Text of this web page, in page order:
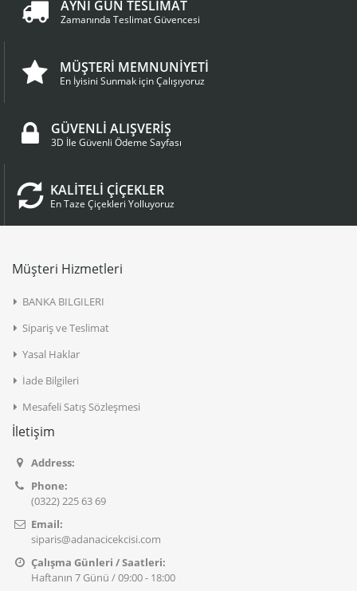
AYNI GÜN TESLİMAT
Zamanında Teslimat Güvencesi
MÜŞTERİ MEMNUNİYETİ
En İyisini Sunmak için Çalışıyoruz
GÜVENLİ ALIŞVERİŞ
3D İle Güvenli Ödeme Sayfası
KALİTELİ ÇİÇEKLER
En Taze Çiçekleri Yolluyoruz
Müşteri Hizmetleri
BANKA BILGILERI
Sipariş ve Teslimat
Yasal Haklar
İade Bilgileri
Mesafeli Satış Sözleşmesi
İletişim
Address:
Phone:
(0322) 225 63 69
Email:
siparis@adanacicekcisi.com
Çalışma Günleri / Saatleri:
Haftanın 7 Günü / 09:00 - 18:00